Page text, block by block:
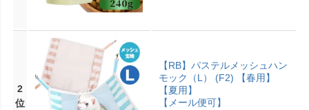
2
位
【RB】パステルメッシュハン
モック（L） (F2) 【春用】
【夏用】
【メール便可】